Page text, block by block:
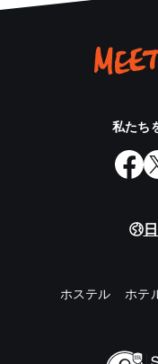
私たち
ホステル ホテ